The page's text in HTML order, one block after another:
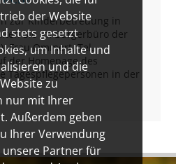
der Website
stets gesetzt
um Inhalte und
und die
zu
nur mit Ihrer
Außerdem geben
Ihrer Verwendung
Partner für
zur Kinderbetreuung in
Sie im Bürgerbüro der
Frau Ommert, Tel.
der Homepage des
Tagespflegepersonen in der